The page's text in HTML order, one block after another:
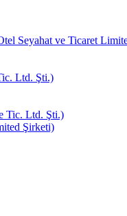
Seyahat ve Ticaret
Ltd. Şti.)
Tic. Ltd. Şti.)
Şirketi)